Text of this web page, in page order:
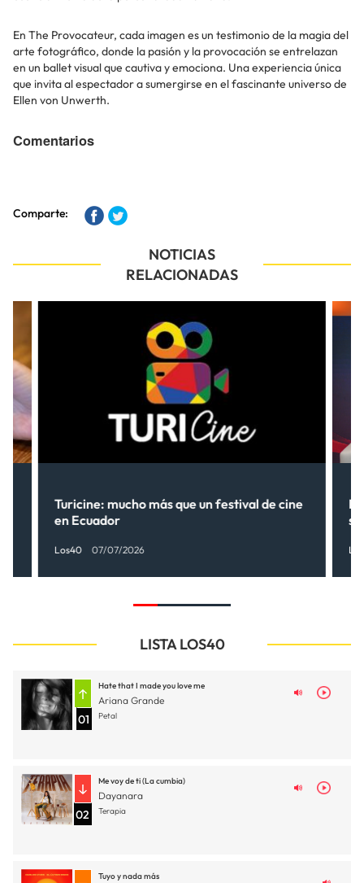
En The Provocateur, cada imagen es un testimonio de la magia del
arte fotográfico, donde la pasión y la provocación se entrelazan
en un ballet visual que cautiva y emociona. Una experiencia única
que invita al espectador a sumergirse en el fascinante universo de
Ellen von Unwerth.
Comentarios
Comparte:
NOTICIAS
RELACIONADAS
Turicine: mucho más que un festival de cine
en Ecuador
Los40 07/07/2026
LISTA LOS40
01
Hate that I made you love me
Ariana Grande
Petal
02
Me voy de ti (La cumbia)
Dayanara
Terapia
Tuyo y nada más